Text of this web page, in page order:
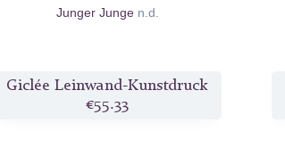
Junger Junge n.d.
Giclée Leinwand-Kunstdruck
€55.33